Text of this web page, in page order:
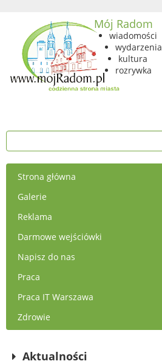
Mój Radom
wiadomości
wydarzenia
kultura
rozrywka
Strona główna
Galerie
Reklama
Darmowe wejściówki
Napisz do nas
Praca
Praca IT Warszawa
Zdrowie
Aktualności